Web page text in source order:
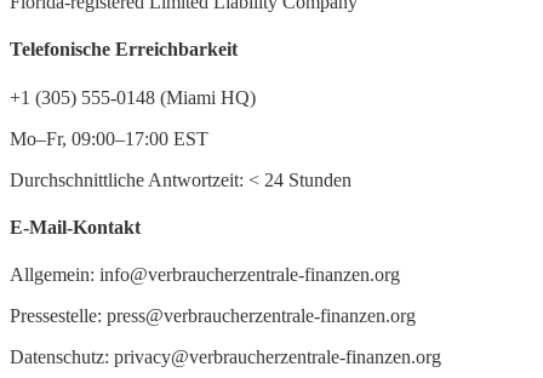
Telefonische Erreichbarkeit
+1 (305) 555-0148 (Miami HQ)
Mo–Fr, 09:00–17:00 EST
Durchschnittliche Antwortzeit: < 24 Stunden
E-Mail-Kontakt
Allgemein: info@verbraucherzentrale-finanzen.org
Pressestelle: press@verbraucherzentrale-finanzen.org
Datenschutz: privacy@verbraucherzentrale-finanzen.org